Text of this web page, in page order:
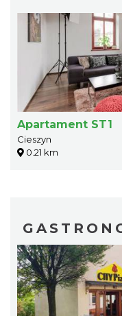
Apartament ST1
Cieszyn
0.21 km